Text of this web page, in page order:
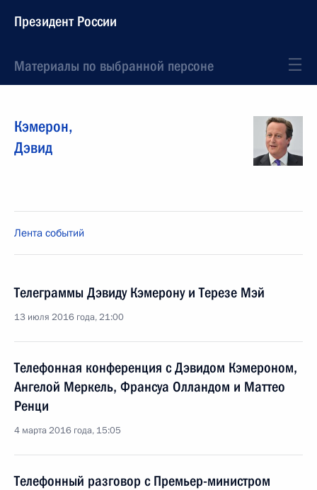
Президент России
Материалы по выбранной персоне
Кэмерон,
Дэвид
Лента событий
Телеграммы Дэвиду Кэмерону и Терезе Мэй
13 июля 2016 года, 21:00
Телефонная конференция с Дэвидом Кэмероном,
Ангелой Меркель, Франсуа Олландом и Маттео
Ренци
4 марта 2016 года, 15:05
Телефонный разговор с Премьер-министром